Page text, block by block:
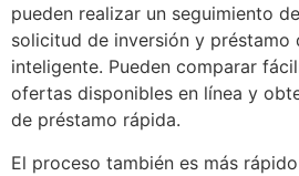
pueden realizar un seguimiento
solicitud de inversión y préstamo
inteligente. Pueden comparar
ofertas disponibles en línea y
de préstamo rápida.
El proceso también es más